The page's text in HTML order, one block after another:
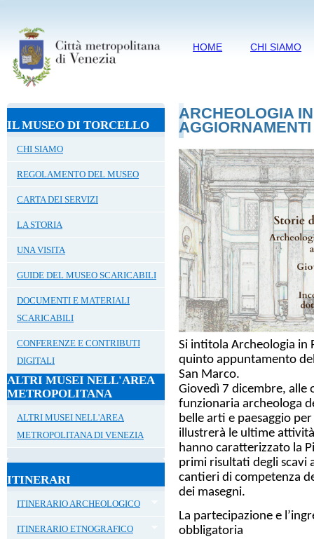
HOME CHI SIAMO
IL MUSEO DI TORCELLO
CHI SIAMO
REGOLAMENTO DEL MUSEO
CARTA DEI SERVIZI
LA STORIA
UNA VISITA
GUIDE DEL MUSEO SCARICABILI
DOCUMENTI E MATERIALI
SCARICABILI
CONFERENZE E CONTRIBUTI
DIGITALI
ALTRI MUSEI NELL'AREA
METROPOLITANA
ALTRI MUSEI NELL'AREA
METROPOLITANA DI VENEZIA
ITINERARI
ITINERARIO ARCHEOLOGICO
ITINERARIO ETNOGRAFICO
ARCHEOLOGIA
AGGIORNAMENTI
Si intitolaArcheologia in
quinto appuntamento
San Marco.
Giovedì 7 dicembre, alle
funzionaria archeologa
belle arti e paesaggio
illustrerà le ultime
hanno caratterizzato la
primi risultati degli scavi
cantieri di competenza
dei masegni.
La partecipazione e
obbligatoria